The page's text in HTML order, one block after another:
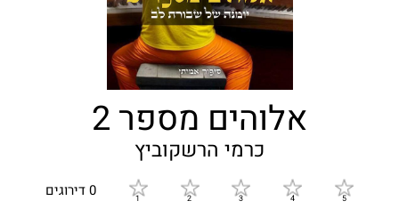
אלוהים מספר 2
כרמי הרשקוביץ
0 דירוגים